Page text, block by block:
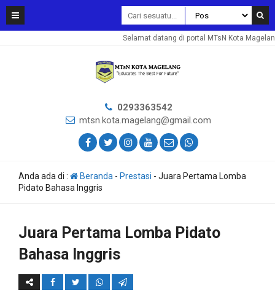
Selamat datang di portal MTsN Kota
0293363542
mtsn.kota.magelang@gmail.com
Anda ada di : Beranda - Prestasi - Juara Pertama Lomba
Pidato Bahasa Inggris
Juara Pertama Lomba Pidato
Bahasa Inggris